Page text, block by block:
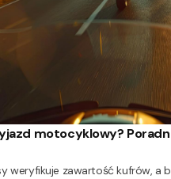
motocyklowy?
weryfikuje zawartość kufrów, a